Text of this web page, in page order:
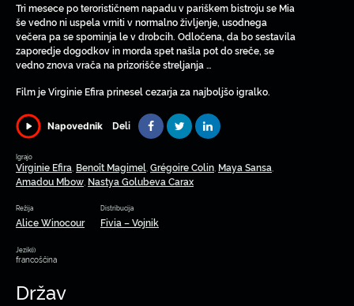
Tri mesece po terorističnem napadu v pariškem bistroju se Mia
še vedno ni uspela vrniti v normalno življenje, usodnega
večera pa se spominja le v drobcih. Odločena, da bo sestavila
zaporedje dogodkov in morda spet našla pot do sreče, se
vedno znova vrača na prizorišče streljanja …
Film je Virginie Efira prinesel cezarja za najboljšo igralko.
Napovednik Deli
Igrajo
Virginie Efira Benoît Magimel Grégoire Colin Maya Sansa
Amadou Mbow Nastya Golubeva Carax
Režija
Alice Winocour
Distribucija
Fivia – Vojnik
Jezik(i)
francoščina
Držav